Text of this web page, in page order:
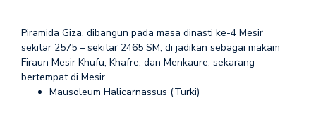
Piramida Giza, dibangun pada masa dinasti ke-4 Mesir
sekitar 2575 – sekitar 2465 SM, di jadikan sebagai makam
Firaun Mesir Khufu, Khafre, dan Menkaure, sekarang
bertempat di Mesir.
Mausoleum Halicarnassus (Turki)